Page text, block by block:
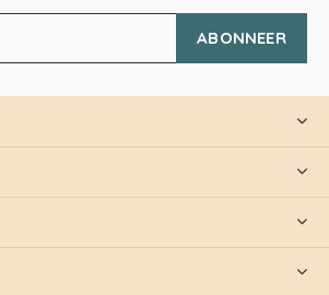
ABONNEER